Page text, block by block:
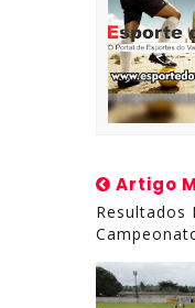
Artigo
Resultados